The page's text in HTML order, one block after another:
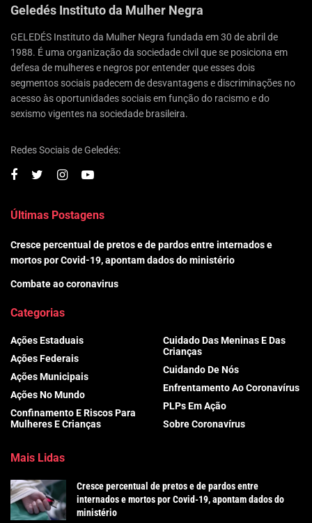
Geledés Instituto da Mulher Negra
GELEDÉS Instituto da Mulher Negra fundada em 30 de abril de
1988. É uma organização da sociedade civil que se posiciona em
defesa de mulheres e negros por entender que esses dois
segmentos sociais padecem de desvantagens e discriminações no
acesso às oportunidades sociais em função do racismo e do
sexismo vigentes na sociedade brasileira.
Redes Sociais de Geledés:
Últimas Postagens
Cresce percentual de pretos e de pardos entre internados e
mortos por Covid-19, apontam dados do ministério
Combate ao coronavirus
Categorias
Ações Estaduais
Ações Federais
Ações Municipais
Ações No Mundo
Confinamento E Riscos Para
Mulheres E Crianças
Cuidado Das Meninas E Das
Crianças
Cuidando De Nós
Enfrentamento Ao Coronavírus
PLPs Em Ação
Sobre Coronavírus
Mais Lidas
Cresce percentual de pretos e de pardos entre
internados e mortos por Covid-19, apontam dados do
ministério